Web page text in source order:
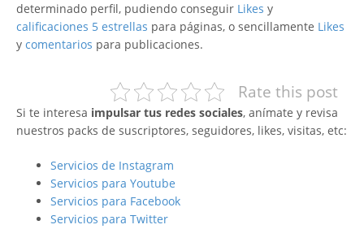
determinado perfil, pudiendo conseguir Likes y
calificaciones 5 estrellas para páginas, o sencillamente Likes
y comentarios para publicaciones.
Rate this post
Si te interesa impulsar tus redes sociales, anímate y revisa
nuestros packs de suscriptores, seguidores, likes, visitas, etc:
Servicios de Instagram
Servicios para Youtube
Servicios para Facebook
Servicios para Twitter